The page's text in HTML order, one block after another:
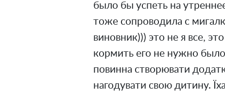
было бы успеть на
тоже сопроводила с
виновник))) это не я все,
кормить его не нужно
повинна створювати
нагодувати свою дитину.